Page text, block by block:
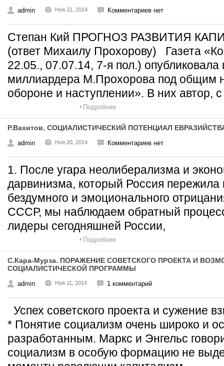
admin Ноя 21, 2014 Комментариев нет
Степан Кий ПРОГНОЗ РАЗВИТИЯ
(ответ Михаилу Прохорову) Газета
22.05., 07.07.14, 7-я пол.) опубликовала
миллиардера М.Прохорова под общим
обороне и наступлении». В них автор,
Подробнее
Р.Вахитов. СОЦИАЛИСТИЧЕСКИЙ ПОТЕНЦИАЛ
admin Ноя 20, 2014 Комментариев нет
1. После угара неолиберализма и
дарвинизма, который Россия пережила
бездумного и эмоционального
СССР, мы наблюдаем обратный
лидеры сегодняшней России,
Подробнее
С.Кара-Мурза. ПОРАЖЕНИЕ СОВЕТСКОГО ПРОЕКТА И
СОЦИАЛИСТИЧЕСКОЙ ПРОГРАММЫ
admin Ноя 11, 2014 1 комментарий
Успех советского проекта и сужение
* Понятие социализм очень широко и
разработанным. Маркс и Энгельс
социализм в особую формацию не